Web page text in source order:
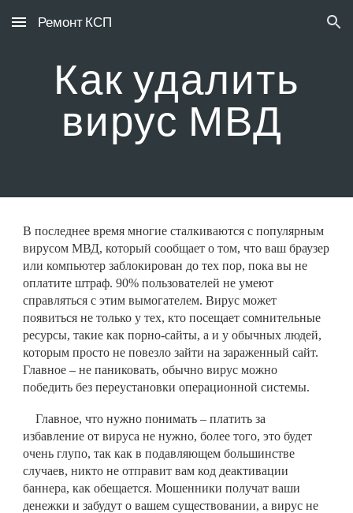
Skip to main content Skip to navigation
Ремонт КСП
Как удалить
вирус МВД
В последнее время многие сталкиваются с популярным
вирусом МВД, который сообщает о том, что ваш браузер
или компьютер заблокирован до тех пор, пока вы не
оплатите штраф. 90% пользователей не умеют
справляться с этим вымогателем. Вирус может
появиться не только у тех, кто посещает сомнительные
ресурсы, такие как порно-сайты, а и у обычных людей,
которым просто не повезло зайти на зараженный сайт.
Главное – не паниковать, обычно вирус можно
победить без переустановки операционной системы.
Главное, что нужно понимать – платить за
избавление от вируса не нужно, более того, это будет
очень глупо, так как в подавляющем большинстве
случаев, никто не отправит вам код деактивации
баннера, как обещается. Мошенники получат ваши
денежки и забудут о вашем существовании, а вирус не